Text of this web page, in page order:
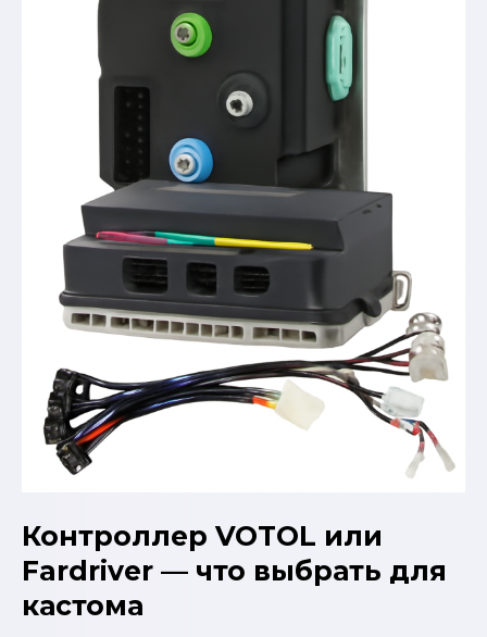
Контроллер VOTOL или
Fardriver — что выбрать для
кастома